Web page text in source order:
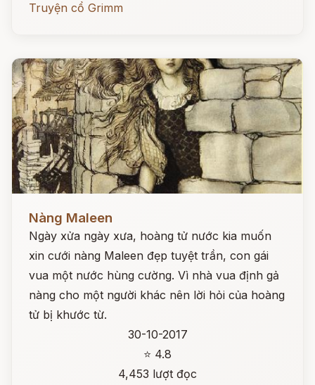
Truyện cổ Grimm
Nàng Maleen
Ngày xửa ngày xưa, hoàng tử nước kia muốn
xin cưới nàng Maleen đẹp tuyệt trần, con gái
vua một nước hùng cường. Vì nhà vua định gả
nàng cho một người khác nên lời hỏi của hoàng
tử bị khước từ.
30-10-2017
⭐ 4.8
4,453 lượt đọc